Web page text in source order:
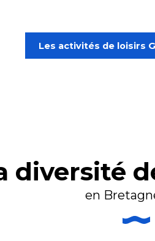
Les activités de loisirs
diversité
en